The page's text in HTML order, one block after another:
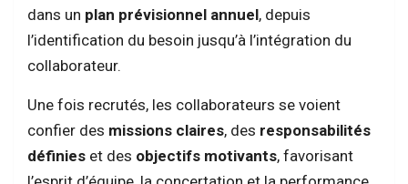
dans un plan prévisionnel annuel, depuis
l’identification du besoin jusqu’à l’intégration du
collaborateur.
Une fois recrutés, les collaborateurs se voient
confier des missions claires, des responsabilités
définies et des objectifs motivants, favorisant